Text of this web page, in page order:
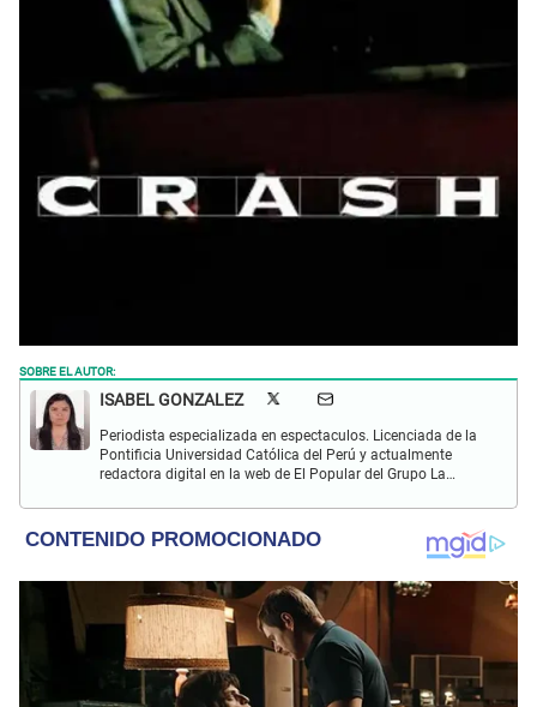
SOBRE EL AUTOR:
ISABEL GONZALEZ
Periodista especializada en espectaculos. Licenciada de la
Pontificia Universidad Católica del Perú y actualmente
redactora digital en la web de El Popular del Grupo La
sociales y nuevas tecnologías.